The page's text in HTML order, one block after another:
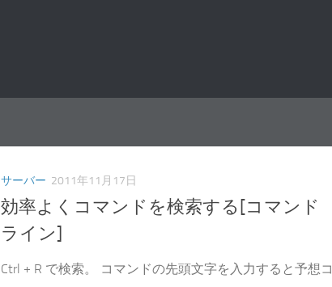
サーバー 2011年11月17日
効率よくコマンドを検索する[コマンド
ライン]
Ctrl + R で検索。 コマンドの先頭文字を入力すると予想コ